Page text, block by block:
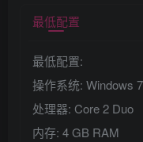
最低配置
最低配置:
操作系统: Windows 7
处理器: Core 2 Duo
内存: 4 GB RAM